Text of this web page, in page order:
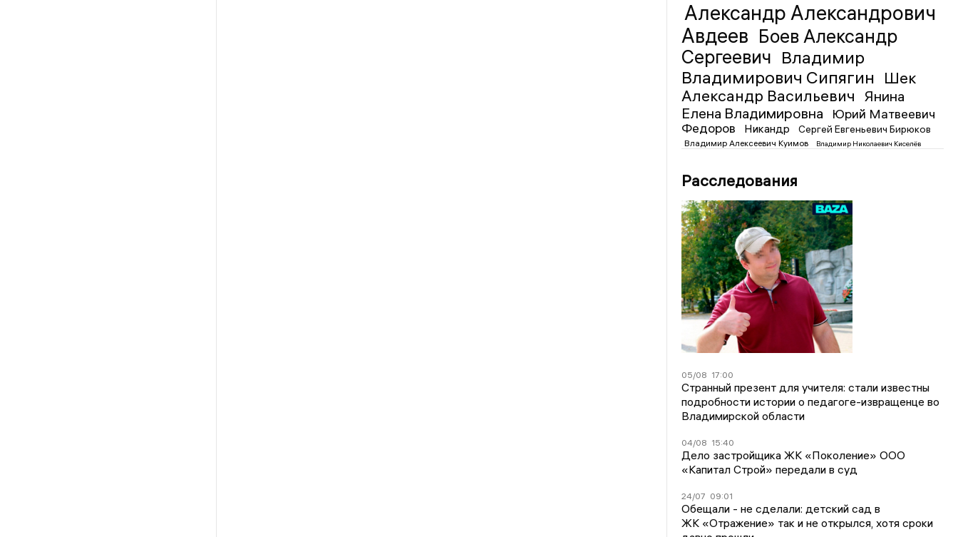
Александр Александрович
Авдеев Боев Александр
Сергеевич Владимир
Владимирович Сипягин Шек
Александр Васильевич
Янина
Елена Владимировна
Юрий Матвеевич
Федоров
Никандр Сергей Евгеньевич Бирюков
Владимир Алексеевич Куимов Владимир Николаевич Киселёв
Расследования
05/08 17:00
Странный презент для учителя: стали известны
подробности истории о педагоге-извращенце во
Владимирской области
04/08 15:40
Дело застройщика ЖК «Поколение» ООО
«Капитал Строй» передали в суд
24/07 09:01
Обещали - не сделали: детский сад в
ЖК «Отражение» так и не открылся, хотя сроки